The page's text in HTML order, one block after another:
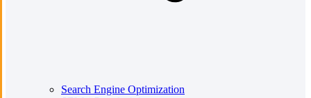
Search Engine Optimization